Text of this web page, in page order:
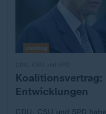
:
Entwicklungen
CDU, CSU und SPD
Liveblog